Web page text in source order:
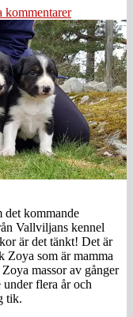
kommentarer
det kommande
Vallviljans kennel
är det tänkt! Det är
Zoya som är mamma
massor av gånger
flera år och
tik.